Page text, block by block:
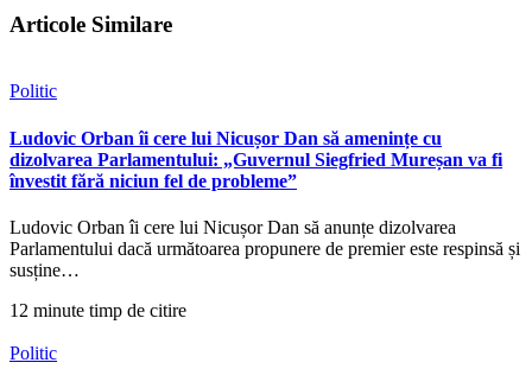
Articole Similare
Politic
Ludovic Orban îi cere lui Nicușor Dan să amenințe cu
dizolvarea Parlamentului: „Guvernul Siegfried Mureșan va fi
învestit fără niciun fel de probleme”
Ludovic Orban îi cere lui Nicușor Dan să anunțe dizolvarea
Parlamentului dacă următoarea propunere de premier este respinsă și
susține…
12 minute timp de citire
Politic